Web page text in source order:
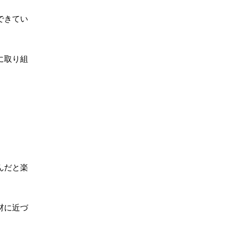
きてい
取り組
だと楽
に近づ